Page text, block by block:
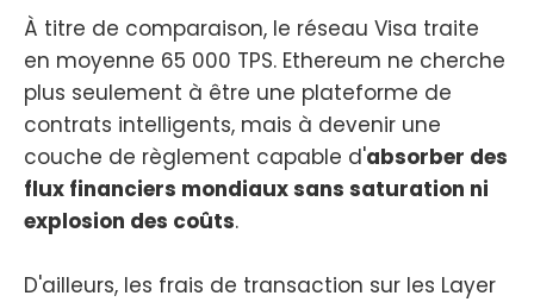
À titre de comparaison, le réseau Visa traite
en moyenne 65 000 TPS. Ethereum ne cherche
plus seulement à être une plateforme de
contrats intelligents, mais à devenir une
couche de règlement capable d'absorber des
flux financiers mondiaux sans saturation ni
explosion des coûts.
D'ailleurs, les frais de transaction sur les Layer